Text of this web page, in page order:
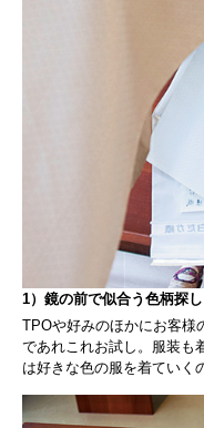
1）鏡の前で似合う色柄探し
TPOや好みのほかにお客様
であれこれお試し。服装も
は好きな色の服を着ていく